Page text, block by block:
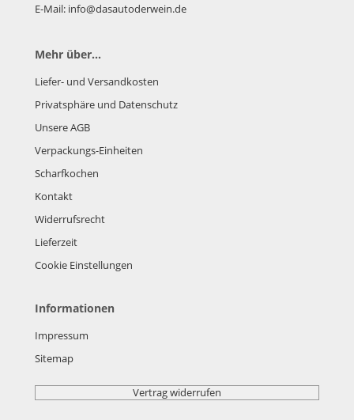
E-Mail: info@dasautoderwein.de
Mehr über...
Liefer- und Versandkosten
Privatsphäre und Datenschutz
Unsere AGB
Verpackungs-Einheiten
Scharfkochen
Kontakt
Widerrufsrecht
Lieferzeit
Cookie Einstellungen
Informationen
Impressum
Sitemap
Vertrag widerrufen